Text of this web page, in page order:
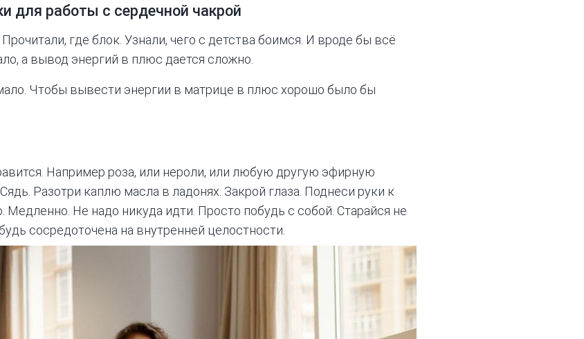
для работы с сердечной чакрой
где блок. Узнали, чего с детства боимся. И вроде бы всё
а вывод энергий в плюс дается сложно.
Чтобы вывести энергии в матрице в плюс хорошо было бы
Например роза, или нероли, или любую другую эфирную
Разотри каплю масла в ладонях. Закрой глаза. Поднеси руки к
Медленно. Не надо никуда идти. Просто побудь с собой. Старайся не
сосредоточена на внутренней целостности.